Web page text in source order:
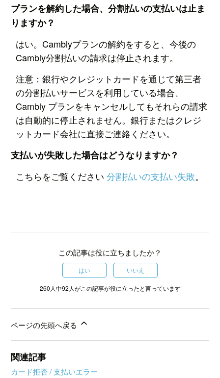
プランを解約した場合、分割払いの支払いは止ま
りますか？
はい。Camblyプランの解約をすると、今後の
Cambly分割払いの請求は停止されます。
注意：銀行やクレジットカードを通じて第三者
の分割払いサービスを利用している場合、
Cambly プランをキャンセルしてもそれらの請求
は自動的に停止されません。銀行またはクレジ
ットカード会社に直接ご連絡ください。
支払いが失敗した場合はどうなりますか？
こちらをご覧ください分割払いの支払い失敗。
この記事は役に立ちましたか？
はい いいえ
260人中92人がこの記事が役に立ったと言っています
ページの先頭へ戻る
関連記事
カード拒否 / 支払いエラー